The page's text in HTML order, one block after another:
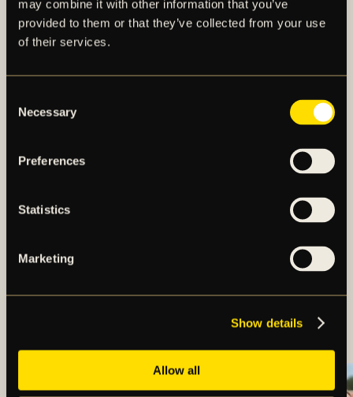
may combine it with other information that you’ve
provided to them or that they’ve collected from your use
of their services.
Selection
Necessary
Preferences
Statistics
Marketing
Show details
Allow all